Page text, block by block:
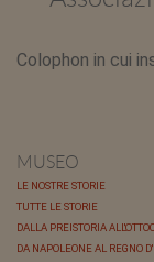
Colophon in cui
MUSEO
LE NOSTRE STORIE
TUTTE LE STORIE
DALLA PREISTORIA
DA NAPOLEONE AL REGNO